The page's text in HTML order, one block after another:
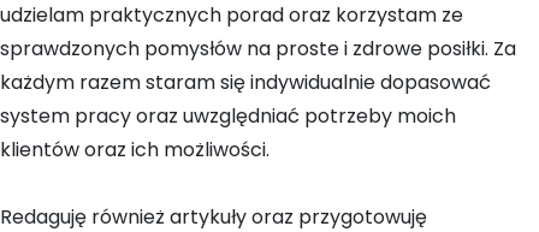
udzielam praktycznych porad oraz korzystam ze
sprawdzonych pomysłów na proste i zdrowe posiłki. Za
każdym razem staram się indywidualnie dopasować
system pracy oraz uwzględniać potrzeby moich
klientów oraz ich możliwości.
Redaguję również artykuły oraz przygotowuję